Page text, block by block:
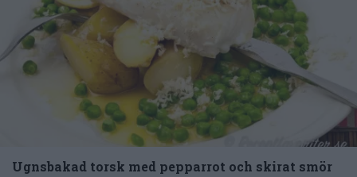
Ugnsbakad torsk med pepparrot och skirat smör